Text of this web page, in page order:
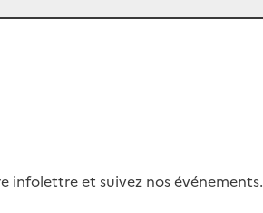
infolettre et suivez nos événements.